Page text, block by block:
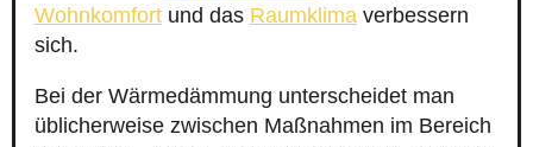
Wohnkomfort und das Raumklima verbessern
sich.
Bei der Wärmedämmung unterscheidet man
üblicherweise zwischen Maßnahmen im Bereich